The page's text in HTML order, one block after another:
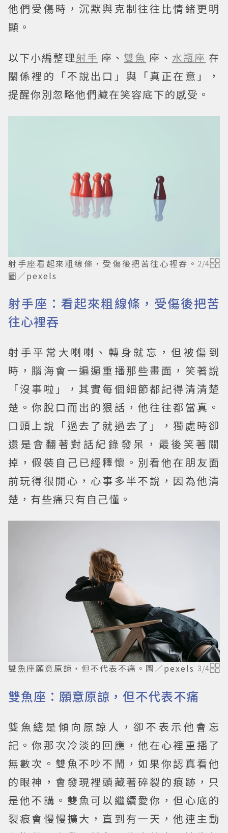
他們受傷時，沉默與克制往往比情緒更明
顯。
以下小編整理射手 座、 雙魚 座、 水瓶座 在
關係裡的「不說出口」與「真正在意」，
提醒你別忽略他們藏在笑容底下的感受。
射手座看起來粗線條，受傷後把苦往心裡吞。
圖／pexels
2/4
射手座：看起來粗線條，受傷後把苦
往心裡吞
射手平常大喇喇、轉身就忘，但被傷到
時，腦海會一遍遍重播那些畫面，笑著說
「沒事啦」，其實每個細節都記得清清楚
楚。你脫口而出的狠話，他往往都當真。
口頭上說「過去了就過去了」，獨處時卻
還是會翻著對話紀錄發呆，最後笑著關
掉，假裝自己已經釋懷。別看他在朋友面
前玩得很開心，心事多半不說，因為他清
楚，有些痛只有自己懂。
雙魚座願意原諒，但不代表不痛。圖／pexels 3/4
雙魚座：願意原諒，但不代表不痛
雙魚總是傾向原諒人，卻不表示他會忘
記。你那次冷淡的回應，他在心裡重播了
無數次。雙魚不吵不鬧，如果你認真看他
的眼神，會發現裡頭藏著碎裂的痕跡，只
是他不講。雙魚可以繼續愛你，但心底的
裂痕會慢慢擴大，直到有一天，他連主動